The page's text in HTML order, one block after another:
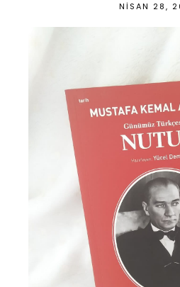
NISAN 28,